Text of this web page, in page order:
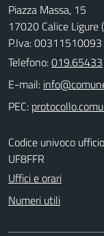
Piazza Massa, 15
17020 Calice Ligure
P.Iva: 00311510093
Telefono:019.65433
E-mail:
PEC:
Codice univoco
UF8FFR
Uffici e orari
Numeri utili